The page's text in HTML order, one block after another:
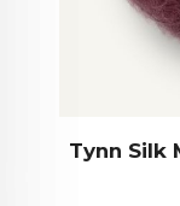
Tynn Silk